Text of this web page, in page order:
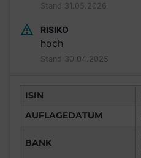
Stand 31.05.2026
RISIKO
hoch
Stand 30.04.2025
ISIN
AUFLAGEDATUM
BANK